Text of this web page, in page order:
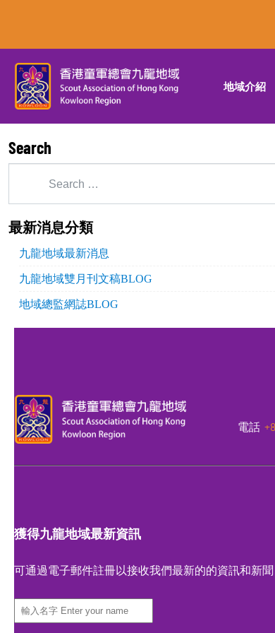
地域介紹
Search
最新消息分類
九龍地域最新消息
九龍地域雙月刊文稿BLOG
地域總監網誌BLOG
電話
獲得九龍地域最新資訊
可通過電子郵件註冊以接收我們最新的的資訊和新聞